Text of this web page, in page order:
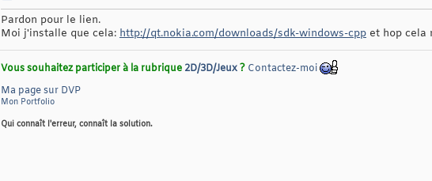
Pardon pour le lien.
Moi j'installe que cela: http://qt.nokia.com/downloads/sdk-windows-cpp et hop cela
Vous souhaitez participer à la rubrique 2D/3D/Jeux? Contactez-moi
Ma page sur DVP
Mon Portfolio
Qui connaît l'erreur, connaît la solution.